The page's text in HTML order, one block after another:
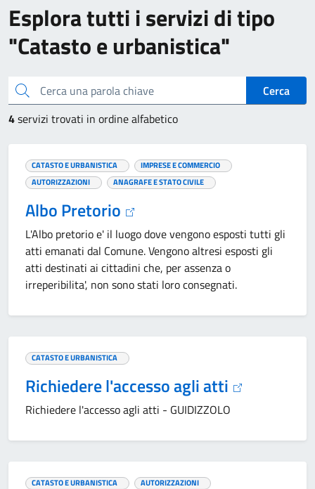
Esplora tutti i servizi di tipo
"Catasto e urbanistica"
Cerca una parola chiave
Cerca
4servizi trovati in ordine alfabetico
CATASTO E URBANISTICA
IMPRESE E COMMERCIO
AUTORIZZAZIONI
ANAGRAFE E STATO CIVILE
Albo Pretorio
L'Albo pretorio e' il luogo dove vengono esposti tutti gli
atti emanati dal Comune. Vengono altresi esposti gli
atti destinati ai cittadini che, per assenza o
irreperibilita', non sono stati loro consegnati.
CATASTO E URBANISTICA
Richiedere l'accesso agli atti
Richiedere l'accesso agli atti - GUIDIZZOLO
CATASTO E URBANISTICA AUTORIZZAZIONI